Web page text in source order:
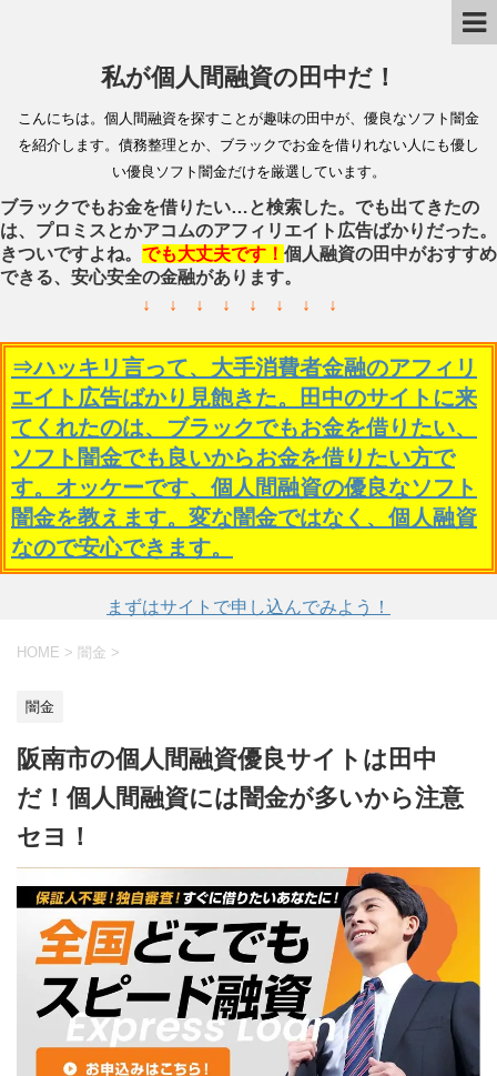
私が個人間融資の田中だ！
こんにちは。個人間融資を探すことが趣味の田中が、優良なソフト闇金
を紹介します。債務整理とか、ブラックでお金を借りれない人にも優し
い優良ソフト闇金だけを厳選しています。
ブラックでもお金を借りたい…と検索した。でも出てきたの
は、プロミスとかアコムのアフィリエイト広告ばかりだった。
きついですよね。 でも大丈夫です！ 個人融資の田中がおすすめ
できる、安心安全の金融があります。
↓ ↓ ↓ ↓ ↓ ↓ ↓ ↓
⇒ハッキリ言って、大手消費者金融のアフィリ
エイト広告ばかり見飽きた。田中のサイトに来
てくれたのは、ブラックでもお金を借りたい、
ソフト闇金でも良いからお金を借りたい方で
す。オッケーです、個人間融資の優良なソフト
闇金を教えます。変な闇金ではなく、個人融資
なので安心できます。
まずはサイトで申し込んでみよう！
HOME > 闇金 >
闇金
阪南市の個人間融資優良サイトは田中
だ！個人間融資には闇金が多いから注意
セヨ！